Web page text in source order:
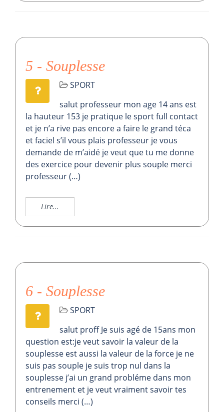
5 - Souplesse
SPORT
salut professeur mon age 14 ans est
la hauteur 153 je pratique le sport full contact
et je n’a rive pas encore a faire le grand téca
et faciel s’il vous plais professeur je vous
demande de m’aidé je veut que tu me donne
des exercice pour devenir plus souple merci
professeur (…)
Lire...
6 - Souplesse
SPORT
salut proff Je suis agé de 15ans mon
question est:je veut savoir la valeur de la
souplesse est aussi la valeur de la force je ne
suis pas souple je suis trop nul dans la
souplesse j’ai un grand probléme dans mon
entrenement et je veut vraiment savoir tes
conseils merci (…)